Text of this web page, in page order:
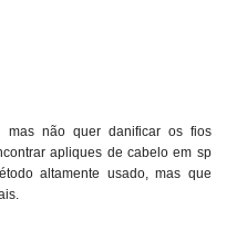
mas não quer danificar os fios
apliques de cabelo em sp
altamente usado, mas que